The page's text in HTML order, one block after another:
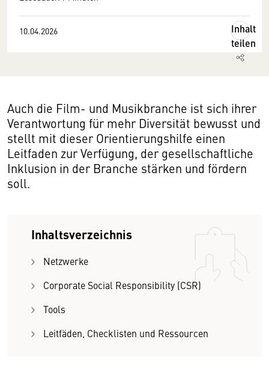
10.04.2026
Inhalt
teilen
Auch die Film- und Musikbranche ist sich ihrer
Verantwortung für mehr Diversität bewusst und
stellt mit dieser Orientierungshilfe einen
Leitfaden zur Verfügung, der gesellschaftliche
Inklusion in der Branche stärken und fördern
soll.
Inhaltsverzeichnis
Netzwerke
Corporate Social Responsibility (CSR)
Tools
Leitfäden, Checklisten und Ressourcen